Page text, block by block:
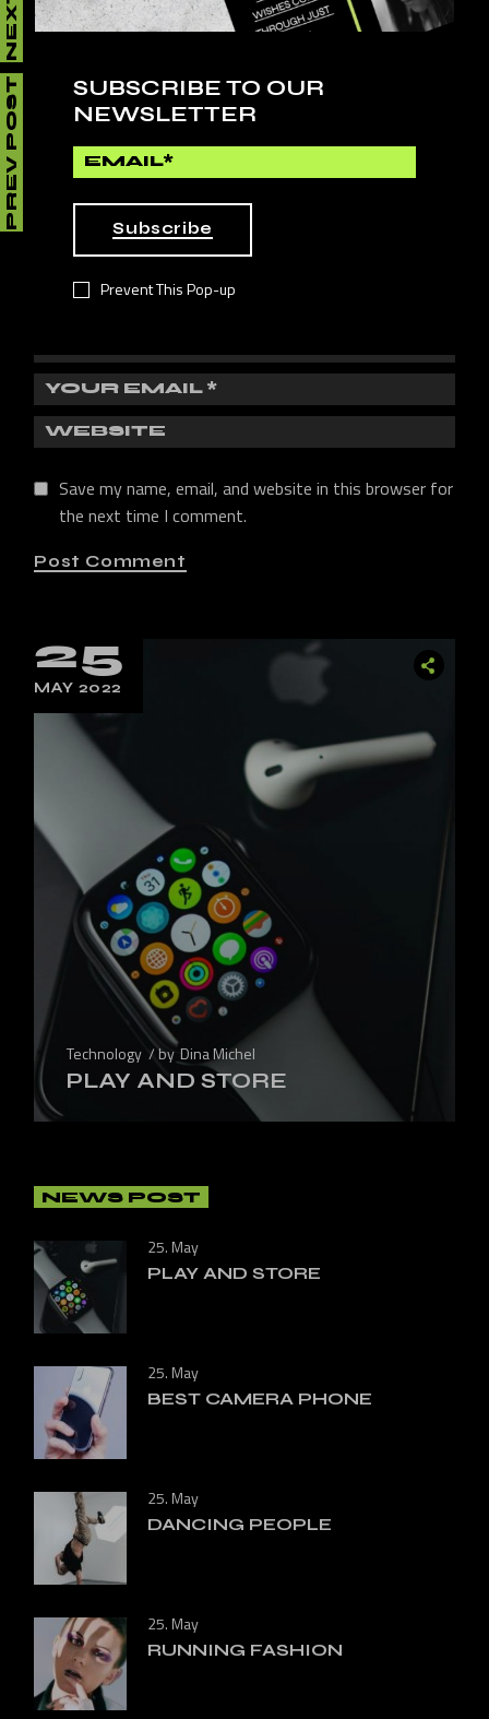
SUBSCRIBE TO OUR
NEWSLETTER
Subscribe
Prevent This Pop-up
PREV POST Your email address will not be published.
are marked*
Save my name, email, and website in this browser for
the next time I comment.
Post Comment
25
MAY 2022
Technology by Dina Michel
PLAY AND STORE
NEWS POST
25. May
PLAY AND STORE
25. May
BEST CAMERA PHONE
25. May
DANCING PEOPLE
25. May
RUNNING FASHION